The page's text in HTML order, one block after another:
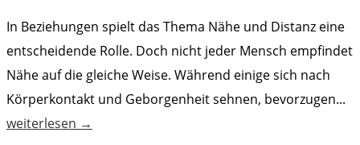
In Beziehungen spielt das Thema Nähe und Distanz eine
entscheidende Rolle. Doch nicht jeder Mensch empfindet
Nähe auf die gleiche Weise. Während einige sich nach
Körperkontakt und Geborgenheit sehnen, bevorzugen...
weiterlesen →